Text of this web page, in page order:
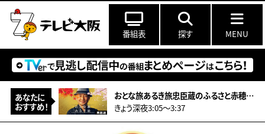
番組表 探す MENU
あなたに
おすすめ！
おとな旅あるき旅忠臣蔵のふるさと赤穂！大石内蔵助ゆかりのものが登場＆ハモ料理
きょう深夜3:05〜3:37